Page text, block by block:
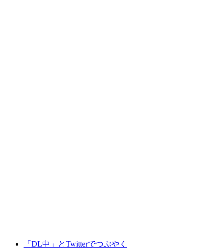
「DL中」とTwitterでつぶやく